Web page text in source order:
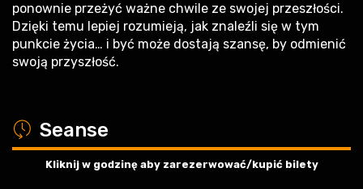
ponownie przeżyć ważne chwile ze swojej przeszłości.
Dzięki temu lepiej rozumieją, jak znaleźli się w tym
punkcie życia… i być może dostają szansę, by odmienić
swoją przyszłość.
a Seanse
Kliknij w godzinę aby zarezerwować/kupić bilety